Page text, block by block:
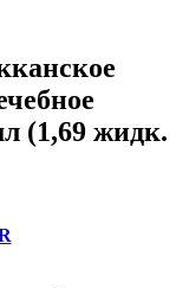
(1,69 жидк.